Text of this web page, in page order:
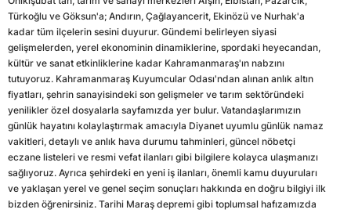
Türkoğlu ve Göksun'a; Andırın, Çağlayancerit, Ekinözü ve Nurhak'a
kadar tüm ilçelerin sesini duyurur. Gündemi belirleyen siyasi
gelişmelerden, yerel ekonominin dinamiklerine, spordaki heyecandan,
kültür ve sanat etkinliklerine kadar Kahramanmaraş'ın nabzını
tutuyoruz. Kahramanmaraş Kuyumcular Odası'ndan alınan anlık altın
fiyatları, şehrin sanayisindeki son gelişmeler ve tarım sektöründeki
yenilikler özel dosyalarla sayfamızda yer bulur. Vatandaşlarımızın
günlük hayatını kolaylaştırmak amacıyla Diyanet uyumlu günlük namaz
vakitleri, detaylı ve anlık hava durumu tahminleri, güncel nöbetçi
eczane listeleri ve resmi vefat ilanları gibi bilgilere kolayca ulaşmanızı
sağlıyoruz. Ayrıca şehirdeki en yeni iş ilanları, önemli kamu duyuruları
ve yaklaşan yerel ve genel seçim sonuçları hakkında en doğru bilgiyi ilk
bizden öğrenirsiniz. Tarihi Maraş depremi gibi toplumsal hafızamızda